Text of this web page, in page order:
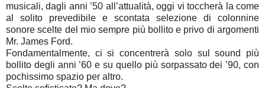
musicali, dagli anni ’50 all’attualità, oggi vi toccherà la come
al solito prevedibile e scontata selezione di colonnine
sonore scelte del mio sempre più bollito e privo di argomenti
Mr. James Ford.
Fondamentalmente, ci si concentrerà solo sul sound più
bollito degli anni ’60 e su quello più sorpassato dei ’90, con
pochissimo spazio per altro.